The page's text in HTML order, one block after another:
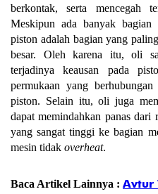
berkontak, serta mencegah
Meskipun ada banyak bagian
piston adalah bagian yang
besar. Oleh karena itu, oli
terjadinya keausan pada
permukaan yang
piston. Selain itu, oli juga
dapat memindahkan panas dari
yang sangat tinggi ke bagian
mesin tidak overheat.
Baca Artikel Lainnya : Avtur